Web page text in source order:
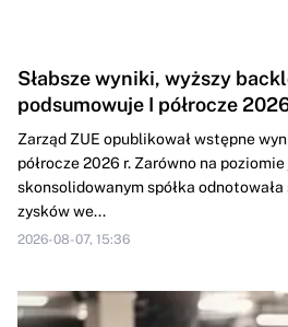
Słabsze wyniki, wyższy
podsumowuje I półrocze
Zarząd ZUE opublikował wstępne
półrocze 2026 r. Zarówno na
skonsolidowanym spółka
zysków we...
2026-08-07, 15:36